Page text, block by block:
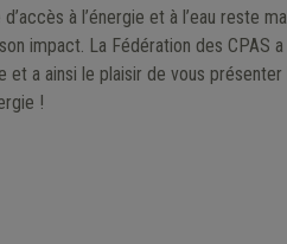
à l’énergie et à l’eau reste
impact. La Fédération des CPAS
et a ainsi le plaisir de vous
!